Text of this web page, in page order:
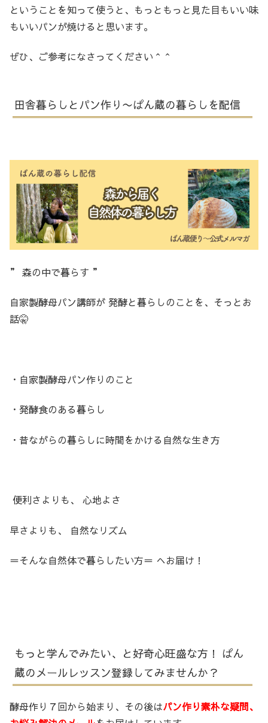
ということを知って使うと、もっともっと見た目もいい味
もいいパンが焼けると思います。
ぜひ、ご参考になさってください＾＾
田舎暮らしとパン作り〜ぱん蔵の暮らしを配信
” 森の中で暮らす ”
自家製酵母パン講師が 発酵と暮らしのことを、そっとお
話🤫
・自家製酵母パン作りのこと
・発酵食のある暮らし
・昔ながらの暮らしに時間をかける自然な生き方
便利さよりも、 心地よさ
早さよりも、 自然なリズム
＝そんな自然体で暮らしたい方＝ へお届け！
もっと学んでみたい、と好奇心旺盛な方！ ぱん
蔵のメールレッスン登録してみませんか？
酵母作り７回から始まり、その後はパン作り素朴な疑問、